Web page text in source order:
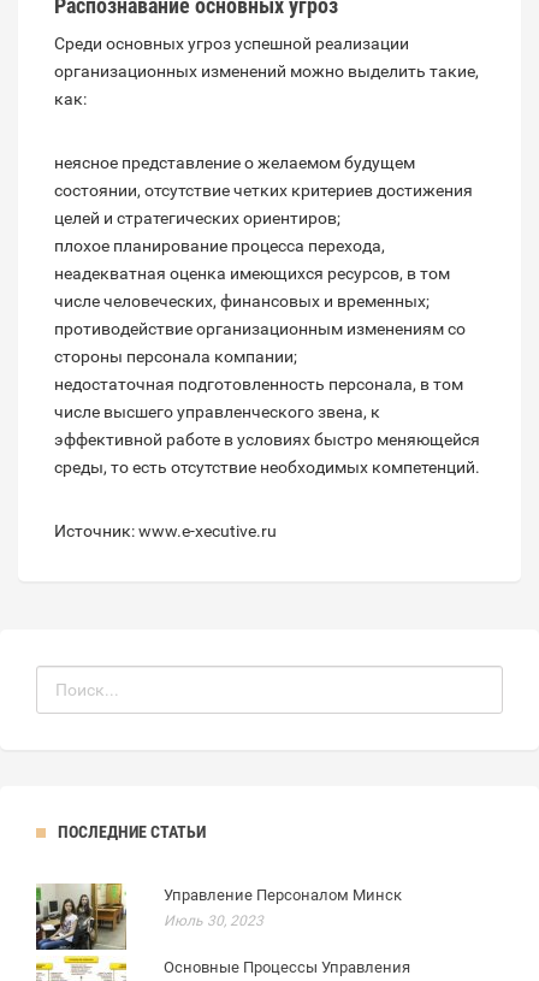
Распознавание основных угроз
Среди основных угроз успешной реализации
организационных изменений можно выделить такие,
как:
неясное представление о желаемом будущем
состоянии, отсутствие четких критериев достижения
целей и стратегических ориентиров;
плохое планирование процесса перехода,
неадекватная оценка имеющихся ресурсов, в том
числе человеческих, финансовых и временных;
противодействие организационным изменениям со
стороны персонала компании;
недостаточная подготовленность персонала, в том
числе высшего управленческого звена, к
эффективной работе в условиях быстро меняющейся
среды, то есть отсутствие необходимых компетенций.
Источник: www.e-xecutive.ru
ПОСЛЕДНИЕ СТАТЬИ
Управление Персоналом Минск
Июль 30, 2023
Основные Процессы Управления